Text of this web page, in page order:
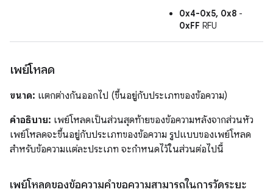
0x4-0x5, 0x8 -
0xFF RFU
เพย์โหลด
ขนาด: แตกต่างกันออกไป (ขึ้นอยู่กับประเภทของข้อความ)
คำอธิบาย: เพย์โหลดเป็นส่วนสุดท้ายของข้อความหลังจากส่วนหัว
เพย์โหลดจะขึ้นอยู่กับประเภทของข้อความ รูปแบบของเพย์โหลด
สำหรับข้อความแต่ละประเภท จะกำหนดไว้ในส่วนต่อไปนี้
เพย์โหลดของข้อความคำขอความสามารถในการวัดระยะ